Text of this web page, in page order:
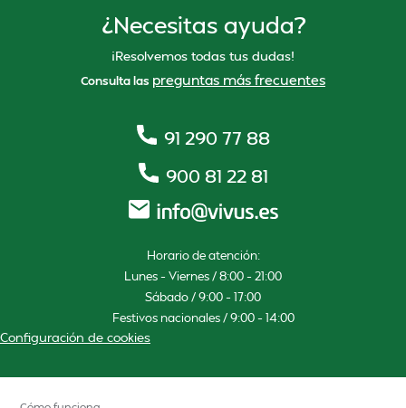
¿Necesitas ayuda?
¡Resolvemos todas tus dudas!
Consulta las preguntas más frecuentes
91 290 77 88
900 81 22 81
Horario de atención:
Lunes – Viernes / 8:00 – 21:00
Sábado / 9:00 – 17:00
Festivos nacionales / 9:00 – 14:00
Configuración de cookies